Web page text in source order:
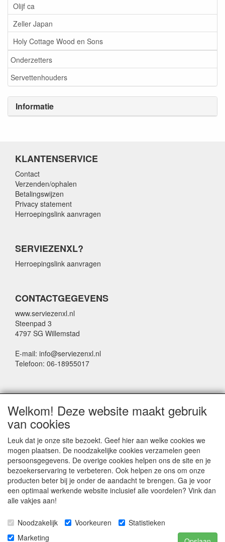
Olijf ca
Zeller Japan
Holy Cottage Wood en Sons
Onderzetters
Servettenhouders
Informatie
KLANTENSERVICE
Contact
Verzenden/ophalen
Betalingswijzen
Privacy statement
Herroepingslink aanvragen
SERVIEZENXL?
Herroepingslink aanvragen
CONTACTGEGEVENS
www.serviezenxl.nl
Steenpad 3
4797 SG Willemstad
E-mail: info@serviezenxl.nl
Telefoon: 06-18955017
Voornaam
Achternaam
E-mail
Welkom! Deze website maakt gebruik
van cookies
Leuk dat je onze site bezoekt. Geef hier aan welke cookies we
mogen plaatsen. De noodzakelijke cookies verzamelen geen
persoonsgegevens. De overige cookies helpen ons de site en je
bezoekerservaring te verbeteren. Ook helpen ze ons om onze
producten beter bij je onder de aandacht te brengen. Ga je voor
een optimaal werkende website inclusief alle voordelen? Vink dan
alle vakjes aan!
Noodzakelijk Voorkeuren
Statistieken
Marketing